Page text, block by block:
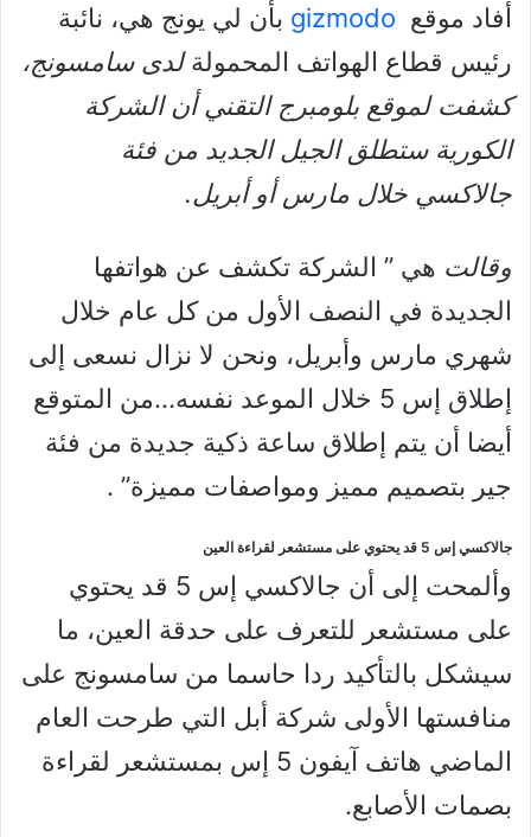
أفاد موقع gizmodo بأن لي يونج هي، نائبة
رئيس قطاع الهواتف المحمولةلدى سامسونج،
كشفت لموقع بلومبرج التقني أن الشركة
الكورية ستطلق الجيل الجديد من فئة
جالاكسي خلال مارس أو أبريل.
وقالت هي ” الشركة تكشف عن هواتفها
الجديدة في النصف الأول من كل عام خلال
شهري مارس وأبريل، ونحن لا نزال نسعى إلى
إطلاق إس 5 خلال الموعد نفسه…من المتوقع
أيضا أن يتم إطلاق ساعة ذكية جديدة من فئة
جير بتصميم مميز ومواصفات مميزة” .
جالاكسي إس 5 قد يحتوي على مستشعر لقراءة العين
وألمحت إلى أن جالاكسي إس 5 قد يحتوي
على مستشعر للتعرف على حدقة العين، ما
سيشكل بالتأكيد ردا حاسما من سامسونج على
منافستها الأولى شركة أبل التي طرحت العام
الماضي هاتف آيفون 5 إس بمستشعر لقراءة
بصمات الأصابع.